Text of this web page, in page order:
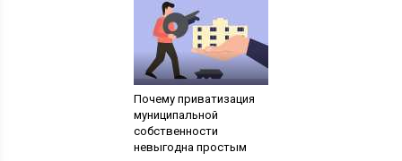
Почему приватизация
муниципальной
собственности
невыгодна простым